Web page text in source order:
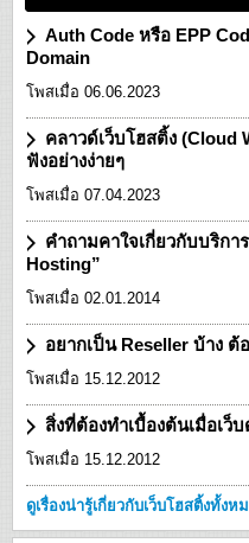
Auth Code หรือ EPP
Domain
โพสเมื่อ 06.06.2023
คลาวด์เว็บโฮสติ้ง (Cloud
ฟังอย่างง่ายๆ
โพสเมื่อ 07.04.2023
คำถามคาใจเกี่ยวกับบริกา
Hosting”
โพสเมื่อ 02.01.2014
อยากเป็น Reseller บ้าง ต้
โพสเมื่อ 15.12.2012
สิ่งที่ต้องทำเบื้องต้นเมื่อเว็
โพสเมื่อ 15.12.2012
ดูเรื่องน่ารู้เกี่ยวกับเว็บโฮสติ้งทั้งห